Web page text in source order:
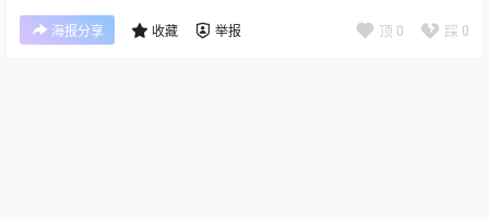
海报分享 收藏 举报 顶 0 踩 0